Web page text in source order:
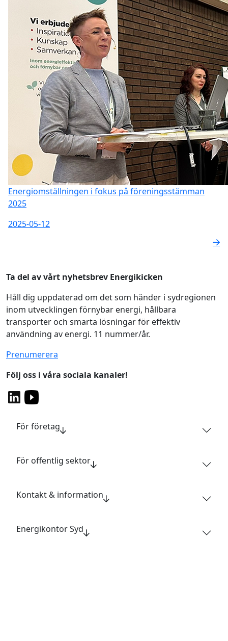
Energiomställningen i fokus på föreningsstämman
2025
2025-05-12
Ta del av vårt nyhetsbrev Energikicken
Håll dig uppdaterad om det som händer i sydregionen
inom utvecklingen förnybar energi, hållbara
transporter och smarta lösningar för effektiv
användning av energi. 11 nummer/år.
Prenumerera
Följ oss i våra sociala kanaler!
För företag
För offentlig sektor
Kontakt & information
Energikontor Syd